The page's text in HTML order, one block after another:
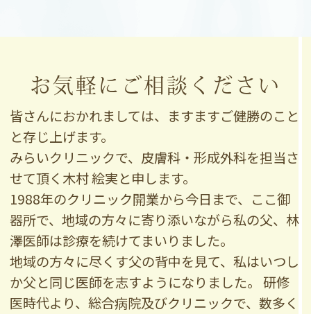
お気軽にご相談ください
皆さんにおかれましては、ますますご健勝のこと
と存じ上げます。
みらいクリニックで、皮膚科・形成外科を担当さ
せて頂く木村 絵実と申します。
1988年のクリニック開業から今日まで、ここ御
器所で、地域の方々に寄り添いながら私の父、林
澤医師は診療を続けてまいりました。
地域の方々に尽くす父の背中を見て、私はいつし
か父と同じ医師を志すようになりました。 研修
医時代より、総合病院及びクリニックで、数多く